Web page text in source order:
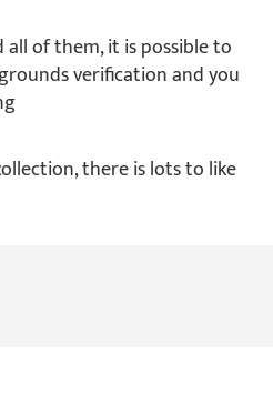
of them, it is possible to
verification and you
there is lots to like